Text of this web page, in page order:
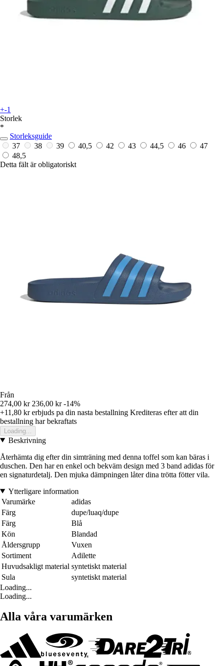
+-1
Storlek
*
Storleksguide
37
38 39 40,5 42 43 44,5 46
47
48,5
Detta fält är obligatoriskt
Från
274,00 kr 236,00 kr -14%
+11,80 krerbjuds pa din nasta bestallning Krediteras efter att din
bestallning har bekraftats
Loading...
Beskrivning
Återhämta dig efter din simträning med denna toffel som kan bäras i
duschen. Den har en enkel och bekväm design med 3 band adidas för
en signaturdetalj. Den mjuka dämpningen låter dina trötta fötter vila.
Ytterligare information
Varumärke
adidas
Färg
dupe/luaq/dupe
Färg
Blå
Kön
Blandad
Åldersgrupp
Vuxen
Sortiment
Adilette
Huvudsakligt material syntetiskt material
Sula
syntetiskt material
Loading...
Loading...
Alla våra varumärken